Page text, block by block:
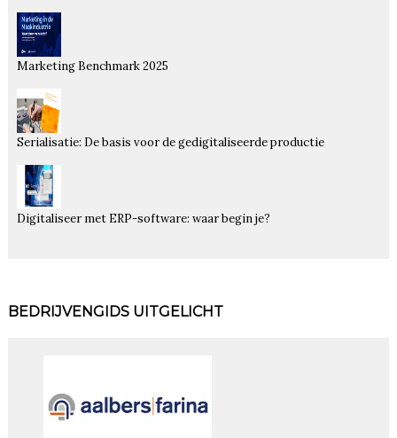
Marketing Benchmark 2025
Serialisatie: De basis voor de gedigitaliseerde productie
Digitaliseer met ERP-software: waar begin je?
BEDRIJVENGIDS UITGELICHT